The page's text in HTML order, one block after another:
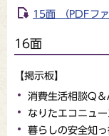
15面 （PDFフ
16面
【掲示板】
消費生活相談Q＆
なりたエコニュ
暮らしの安全知っ